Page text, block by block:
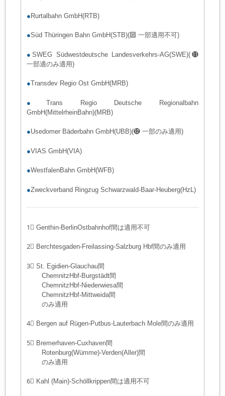
●Rurtalbahn GmbH(RTB)
●Süd Thüringen Bahn GmbH(STB)(🔟 一部適用不可)
●SWEG Südwestdeutsche Landesverkehrs-AG(SWE)(⓫
一部適のみ適用)
●Transdev Regio Ost GmbH(MRB)
● Trans Regio Deutsche Regionalbahn
GmbH(MittelrheinBahn)(MRB)
●Usedomer Bäderbahn GmbH(UBB)(⓬ 一部のみ適用)
●VIAS GmbH(VIA)
●WestfalenBahn GmbH(WFB)
●Zweckverband Ringzug Schwarzwald-Baar-Heuberg(HzL)
1⃣ Genthin-BerlinOstbahnhof間は適用不可
2⃣ Berchtesgaden-Freilassing-Salzburg Hbf間のみ適用
3⃣ St. Egidien-Glauchau間
ChemnitzHbf-Burgstädt間
ChemnitzHbf-Niederwiesa間
ChemnitzHbf-Mittweida間
のみ適用
4⃣ Bergen auf Rügen-Putbus-Lauterbach Mole間のみ適用
5⃣ Bremerhaven-Cuxhaven間
Rotenburg(Wümme)-Verden(Aller)間
のみ適用
6⃣ Kahl (Main)-Schöllkrippen間は適用不可